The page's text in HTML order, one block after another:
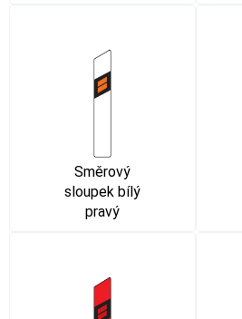
Směrový
sloupek bílý
pravý